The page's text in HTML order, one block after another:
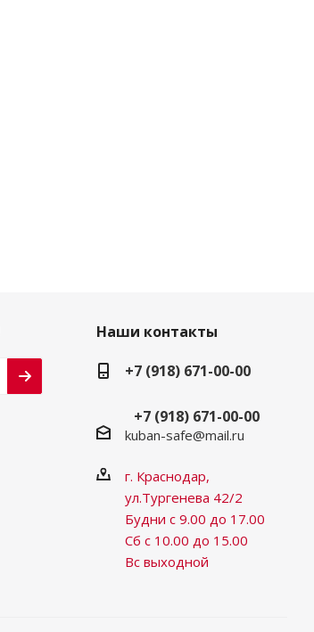
Наши контакты
+7 (918) 671-00-00
+7 (918) 671-00-00
kuban-safe@mail.ru
г. Краснодар,
ул.Тургенева 42/2
Будни с 9.00 до 17.00
Сб с 10.00 до 15.00
Вс выходной